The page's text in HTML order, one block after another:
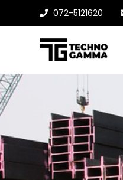
072-5121620